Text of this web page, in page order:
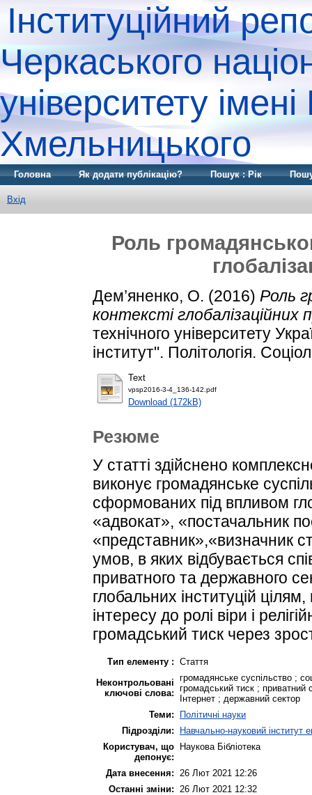
Інституційний
Черкаського
університету
Хмельницького
Головна Як додати публікацію? Пошук : Рік
Вхід
Роль
Дем’яненко, О. (2016) Роль
контексті глобалізаційних
технічного університету
інститут". Політологія.
Text
vpsp2016-3-4_136-142.pdf
Download (172kB)
Резюме
У статті здійснено
виконує громадянське
сформованих під впливом
«адвокат», «постачальник
«представник»,«визначник
умов, в яких відбувається
приватного та державного
глобальних інституцій цілям,
інтересу до ролі віри і
громадський тиск через
Тип елементу : Стаття
Неконтрольовані
ключові слова:
громадянське суспільство ;
громадський тиск ; приватний
Інтернет ; державний сектор
Теми:
Політичні науки
Підрозділи:
Навчально-науковий інститут
Користувач, що
депонує:
Наукова Бібліотека
Дата внесення:
26 Лют 2021 12:26
Останні зміни:
26 Лют 2021 12:32